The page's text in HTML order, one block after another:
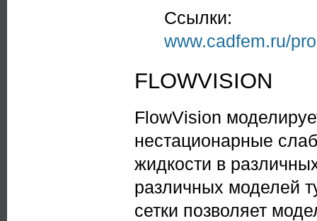
Ссылки:
www.cadfem.ru/
FLOWVISION
FlowVision
нестационарные
жидкости в
различных моделей
сетки позволяет